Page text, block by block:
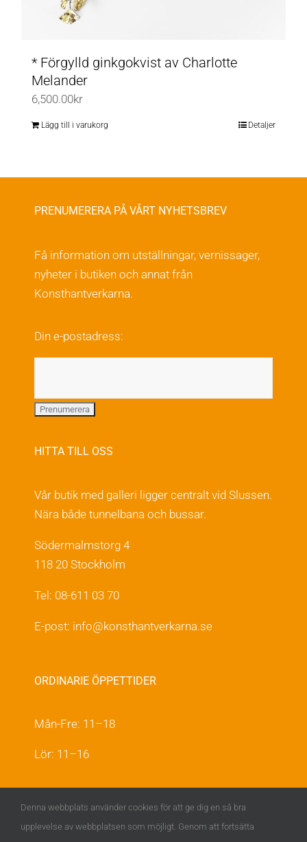
* Förgylld ginkgokvist av Charlotte
Melander
6,500.00kr
Lägg till i varukorg Detaljer
PRENUMERERA PÅ VÅRT NYHETSBREV
Få information om utställningar, vernissager,
nyheter i butiken och annat från
Konsthantverkarna.
Din e-postadress:
HITTA TILL OSS
Vår butik med galleri ligger centralt vid Slussen.
Nära både tunnelbana och bussar.
Södermalmstorg 4
118 20 Stockholm
Tel: 08-611 03 70
E-post: info@konsthantverkarna.se
ORDINARIE ÖPPETTIDER
Mån-Fre: 11–18
Lör: 11–16
INSTAGRAM
Denna webbplats använder cookies för att ge dig en så bra
upplevelse av webbplatsen som möjligt. Genom att fortsätta